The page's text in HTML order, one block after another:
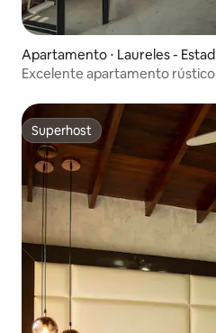
Apartamento ⋅ Laureles -
Excelente apartamento
Superhost
Superhost